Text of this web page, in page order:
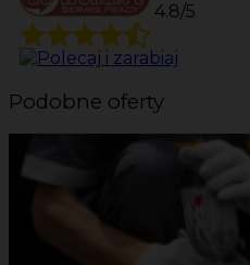
4.8/5
Podobne oferty